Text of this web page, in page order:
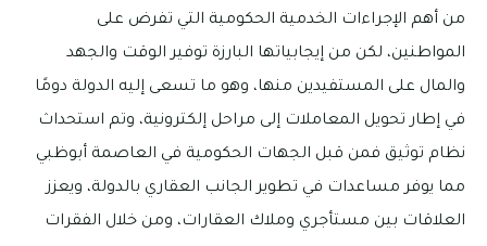
من أهم الإجراءات الخدمية الحكومية التي تفرض على
المواطنين، لكن من إيجابياتها البارزة توفير الوقت والجهد
والمال على المستفيدين منها، وهو ما تسعى إليه الدولة دومًا
في إطار تحويل المعاملات إلى مراحل إلكترونية، وتم استحداث
نظام توثيق فمن قبل الجهات الحكومية في العاصمة أبوظبي
مما يوفر مساعدات في تطوير الجانب العقاري بالدولة، ويعزز
العلاقات بين مستأجري وملاك العقارات، ومن خلال الفقرات